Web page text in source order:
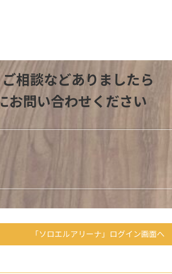
相談などありましたら
お問い合わせください
「ソロエルアリーナ」ログイン画面へ